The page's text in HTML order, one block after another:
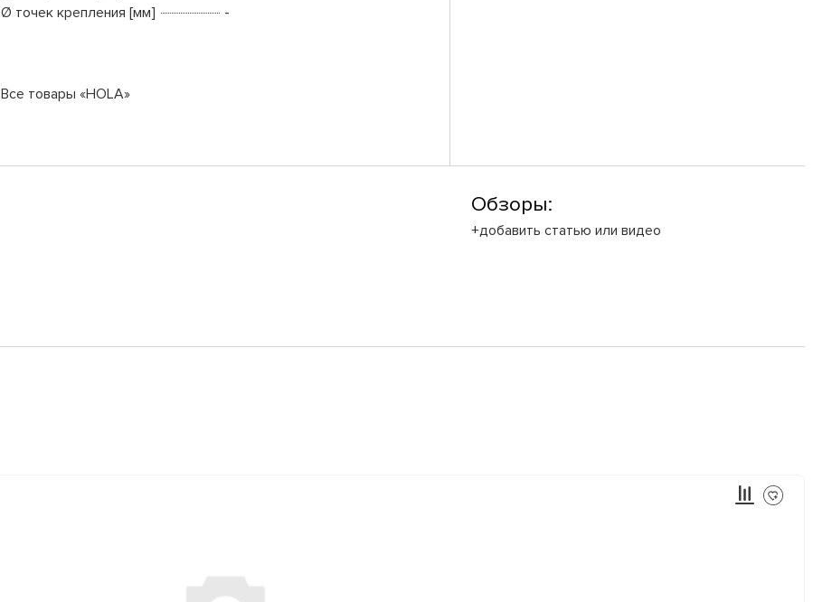
Ø точек крепления [мм]
-
Все товары «HOLA»
Обзоры:
+добавить статью или видео